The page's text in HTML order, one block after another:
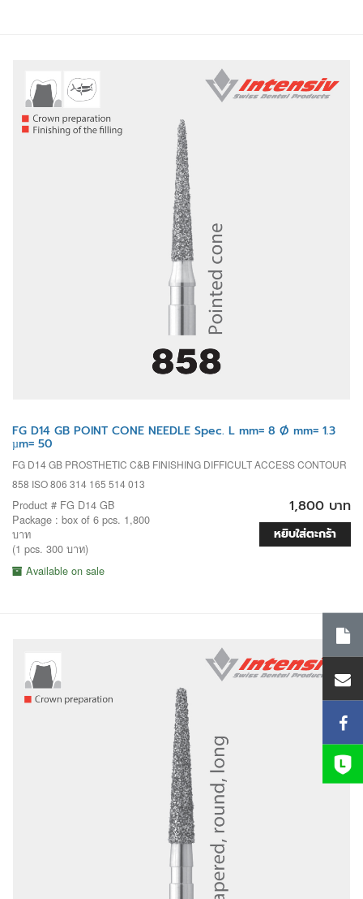
FG D14 GB POINT CONE NEEDLE Spec. L mm= 8 Ø mm= 1.3
µm= 50
FG D14 GB PROSTHETIC C&B FINISHING DIFFICULT ACCESS CONTOUR
858 ISO 806 314 165 514 013
Product # FG D14 GB
Package : box of 6 pcs. 1,800
บาท
(1 pcs. 300 บาท)
Available on sale
1,800 บาท
หยิบใส่ตะกร้า